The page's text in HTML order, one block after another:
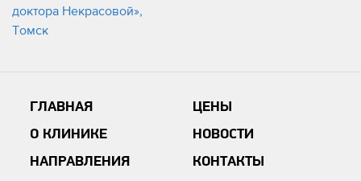
ГЛАВНАЯ
О КЛИНИКЕ
НАПРАВЛЕНИЯ
ЦЕНЫ
НОВОСТИ
КОНТАКТЫ